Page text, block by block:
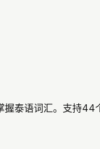
泰语词汇。支持44